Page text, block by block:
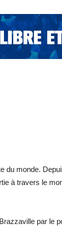
du monde.
à travers le
par le